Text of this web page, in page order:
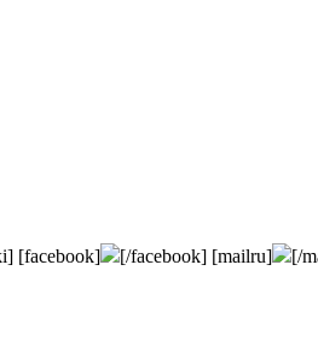
[facebook] [/facebook] [mailru] [/